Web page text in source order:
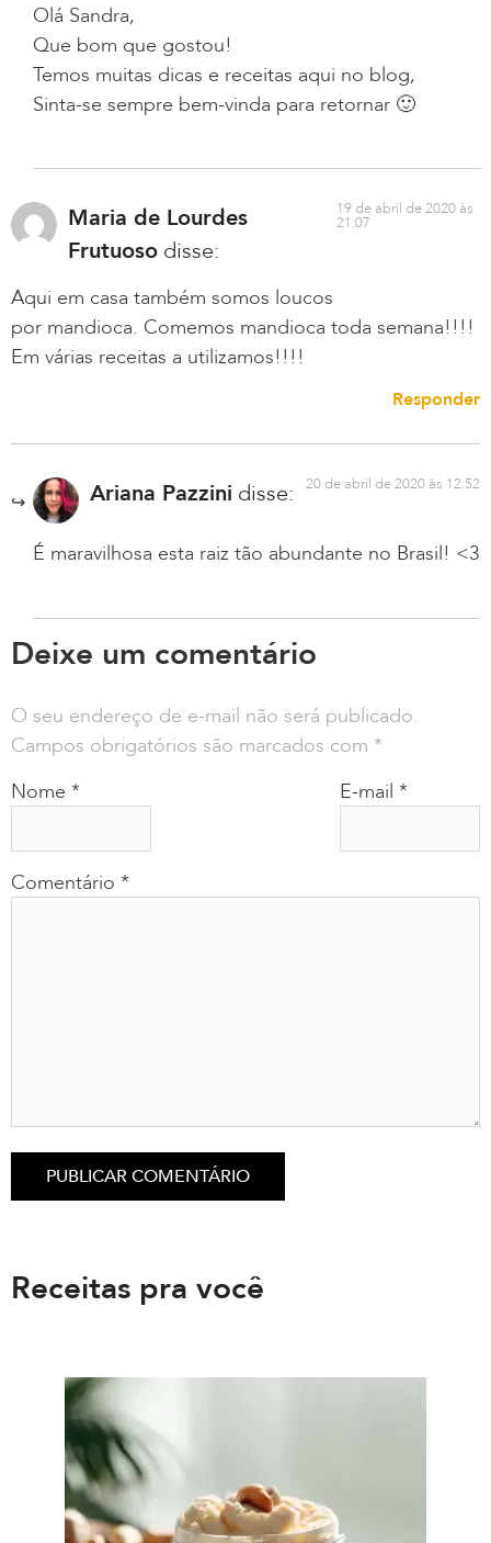
Olá Sandra,
Que bom que gostou!
Temos muitas dicas e receitas aqui no blog,
Sinta-se sempre bem-vinda para retornar 🙂
Maria de Lourdes
Frutuoso disse:
19 de abril de 2020 às
21:07
Aqui em casa também somos loucos
por mandioca. Comemos mandioca toda semana!!!!
Em várias receitas a utilizamos!!!!
Responder
Ariana Pazzini disse: 20 de abril de 2020 às 12:52
É maravilhosa esta raiz tão abundante no Brasil! <3
Deixe um comentário
O seu endereço de e-mail não será publicado.
Campos obrigatórios são marcados com *
Comentário *
Nome * E-mail *
Receitas pra você